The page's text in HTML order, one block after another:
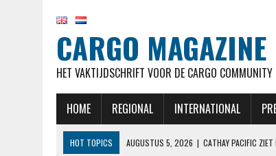
CARGO MAGAZINE
HET VAKTIJDSCHRIFT VOOR DE CARGO COMMUNITY
HOME REGIONAL INTERNATIONAL
HOT TOPICS AUGUSTUS 5, 2026 | CATHAY PACIFIC